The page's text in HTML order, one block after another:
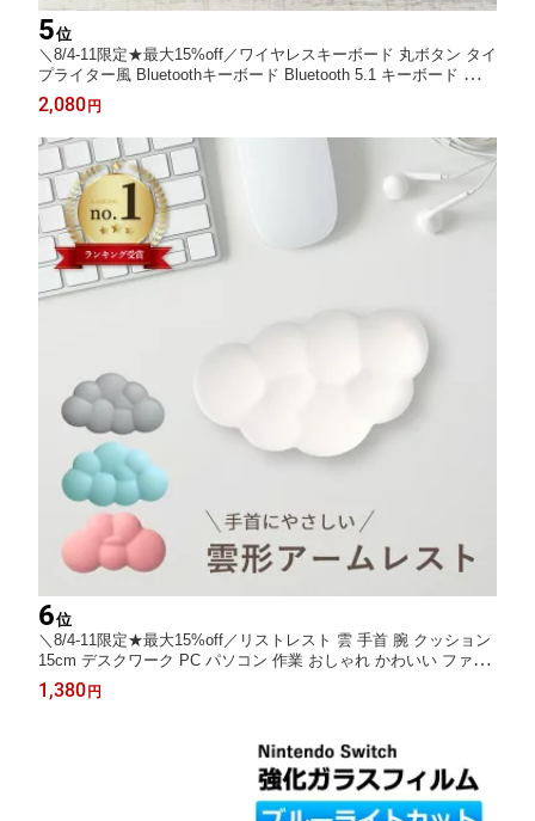
5位
＼8/4-11限定★最大15%off／ワイヤレスキーボード 丸ボタン タイ
プライター風 Bluetoothキーボード Bluetooth 5.1 キーボード ワイ
ヤレス 小型 薄型 コンパクト PC Windows スマホ android iPad iP
hone 無線 電池式 静音 可愛い ピンク モカ ナチュラル ニュアン
ス
2,080 円
6位
＼8/4-11限定★最大15%off／リストレスト 雲 手首 腕 クッション
15cm デスクワーク PC パソコン 作業 おしゃれ かわいい ファン
シー 雲形 雲型 オフィス デスク くも ハンドレスト 低反発 ホワイ
ト 白
1,380 円